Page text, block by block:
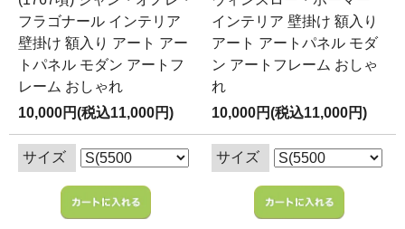
フラゴナール インテリア
壁掛け 額入り アート アー
トパネル モダン アートフ
レーム おしゃれ
10,000円(税込11,000円)
サイズ
インテリア 壁掛け 額入り
アート アートパネル モダ
ン アートフレーム おしゃ
れ
10,000円(税込11,000円)
サイズ